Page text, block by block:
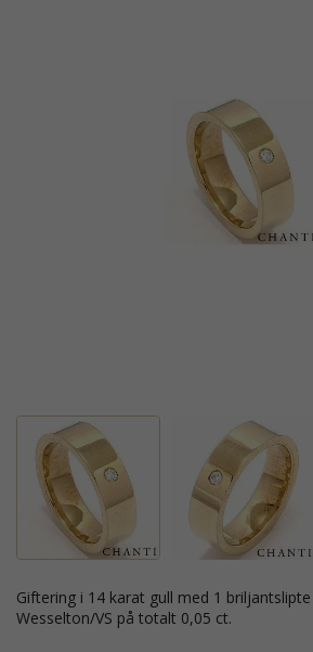
giftering i 14 karat gull med 1 briljantslipte diamanter i
Wesselton/VS på totalt 0,05 ct.